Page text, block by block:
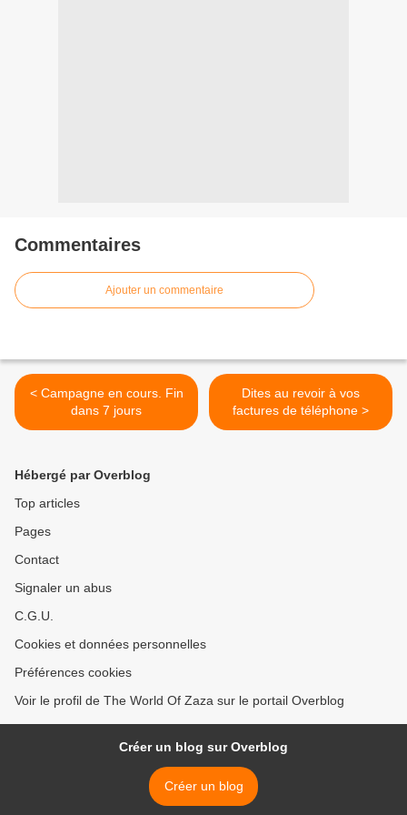
Commentaires
Ajouter un commentaire
< Campagne en cours. Fin
dans 7 jours
Dites au revoir à vos
factures de téléphone >
Hébergé par Overblog
Top articles
Pages
Contact
Signaler un abus
C.G.U.
Cookies et données personnelles
Préférences cookies
Voir le profil de The World Of Zaza sur le portail Overblog
Créer un blog sur Overblog
Créer un blog